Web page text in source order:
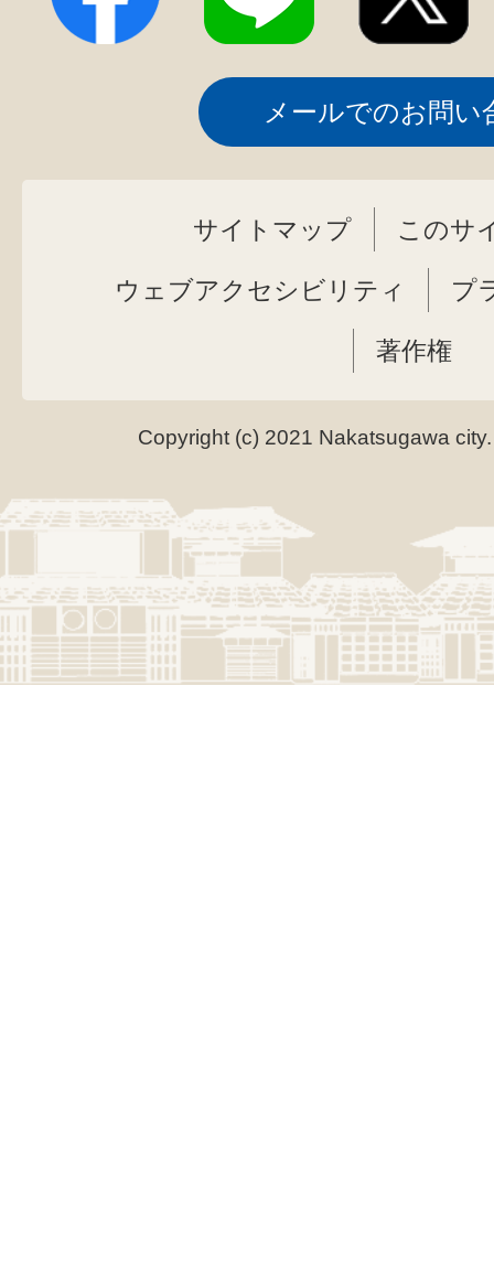
メールでのお問い
サイトマップ このサ
ウェブアクセシビリティ プ
著作権
Copyright (c) 2021 Nakatsugawa